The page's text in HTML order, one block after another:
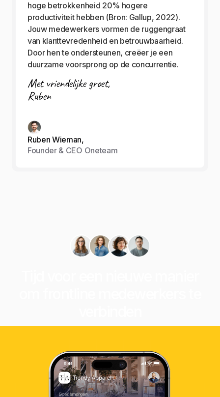
hoge betrokkenheid 20% hogere
productiviteit hebben (Bron: Gallup, 2022).
Jouw medewerkers vormen de ruggengraat
van klanttevredenheid en betrouwbaarheid.
Door hen te ondersteunen, creëer je een
duurzame voorsprong op de concurrentie.
Met vriendelijke groet,
Ruben
Ruben Wieman,
Founder & CEO Oneteam